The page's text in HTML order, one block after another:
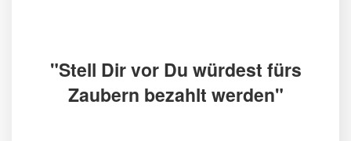
"Stell Dir vor Du würdest fürs
Zaubern bezahlt werden"